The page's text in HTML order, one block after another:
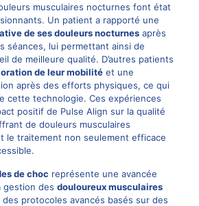
musculaires nocturnes font état
Un patient a rapporté une
de ses douleurs nocturnesaprès
séances, lui permettant ainsi de
de meilleure qualité. D’autres patients
de leur mobilitéet une
après des efforts physiques, ce qui
cette technologie. Ces expériences
positif de Pulse Align sur la qualité
de douleurs musculaires
le traitement non seulement efficace
de choc représente une avancée
gestion des douloureux musculaires
des protocoles avancés basés sur des